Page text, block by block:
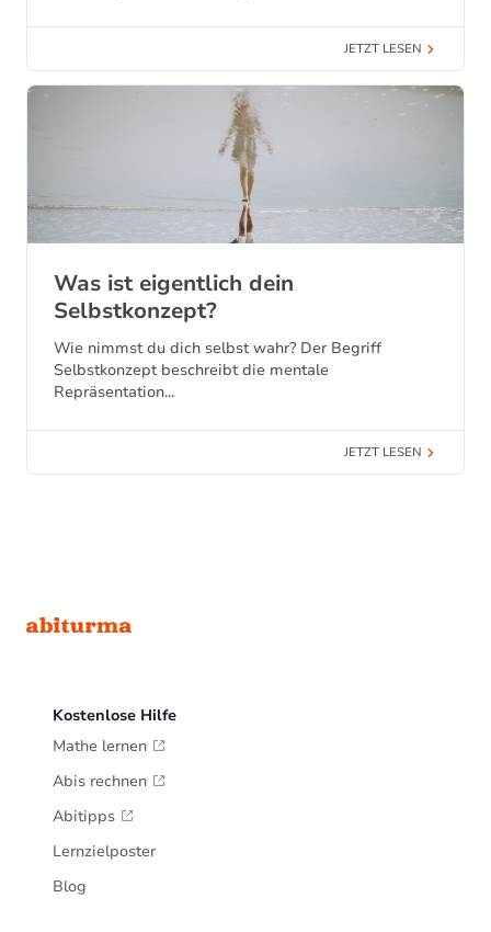
JETZT LESEN
Was ist eigentlich dein
Selbstkonzept?
Wie nimmst du dich selbst wahr? Der Begriff
Selbstkonzept beschreibt die mentale
Repräsentation...
JETZT LESEN
Kostenlose Hilfe
Mathe lernen
Abis rechnen
Abitipps
Lernzielposter
Blog